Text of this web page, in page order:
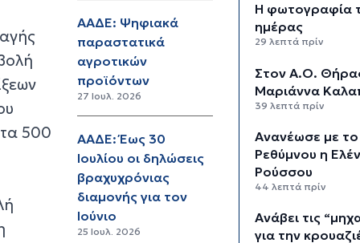
500
ΑΑΔΕ: Ψηφιακά
παραστατικά
αγροτικών
προϊόντων
27 Ιουλ. 2026
ΑΑΔΕ: Έως 30
Ιουλίου οι δηλώσεις
βραχυχρόνιας
διαμονής για τον
Ιούνιο
25 Ιουλ. 2026
Η φωτογραφία
ημέρας
29 λεπτά πρίν
Στον Α.Ο.
Μαριάννα
39 λεπτά πρίν
Ανανέωσε με
Ρεθύμνου η
Ρούσσου
44 λεπτά πρίν
Ανάβει τις
για την